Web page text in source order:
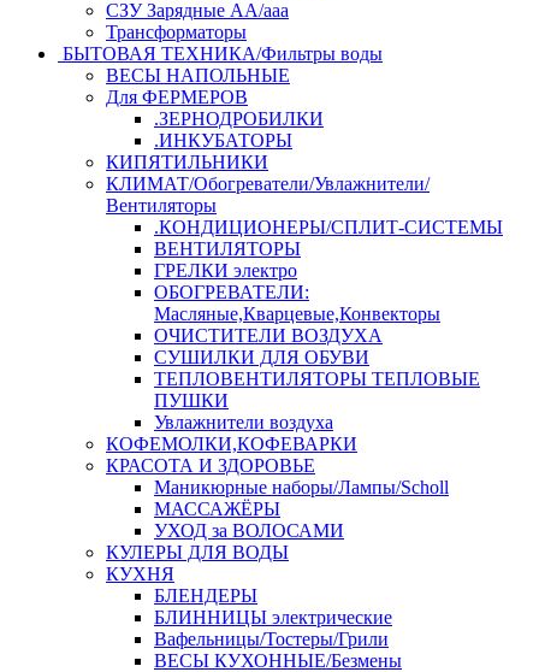
СЗУ Зарядные АА/ааа
Трансформаторы
БЫТОВАЯ ТЕХНИКА/Фильтры воды
ВЕСЫ НАПОЛЬНЫЕ
Для ФЕРМЕРОВ
.ЗЕРНОДРОБИЛКИ
.ИНКУБАТОРЫ
КИПЯТИЛЬНИКИ
КЛИМАТ/Обогреватели/Увлажнители/
Вентиляторы
.КОНДИЦИОНЕРЫ/СПЛИТ-СИСТЕМЫ
ВЕНТИЛЯТОРЫ
ГРЕЛКИ электро
ОБОГРЕВАТЕЛИ:
Масляные,Кварцевые,Конвекторы
ОЧИСТИТЕЛИ ВОЗДУХА
СУШИЛКИ ДЛЯ ОБУВИ
ТЕПЛОВЕНТИЛЯТОРЫ ТЕПЛОВЫЕ
ПУШКИ
Увлажнители воздуха
КОФЕМОЛКИ,КОФЕВАРКИ
КРАСОТА И ЗДОРОВЬЕ
Маникюрные наборы/Лампы/Scholl
МАССАЖЁРЫ
УХОД за ВОЛОСАМИ
КУЛЕРЫ ДЛЯ ВОДЫ
КУХНЯ
БЛЕНДЕРЫ
БЛИННИЦЫ электрические
Вафельницы/Тостеры/Грили
ВЕСЫ КУХОННЫЕ/Безмены